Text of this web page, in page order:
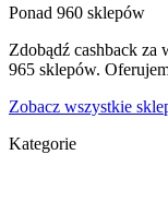
Ponad 960 sklepów
Zdobądź cashback za
965 sklepów.
Zobacz wszystkie
Kategorie